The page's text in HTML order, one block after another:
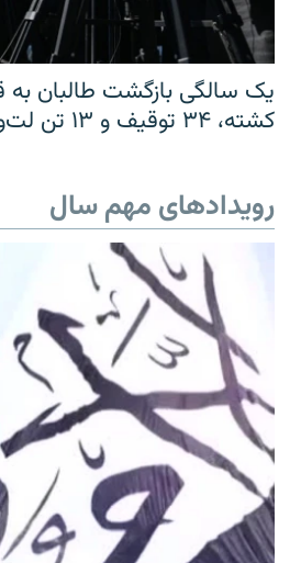
کشته، ۳۴ توقیف و ۱۳ تن لت‌وکوب شده‌اند
رویدادهای مهم سال